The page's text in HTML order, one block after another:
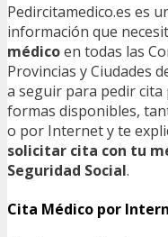
Pedircitamedico.es es
información que
médicoen todas las
Provincias y Ciudades
a seguir para pedir cita
formas disponibles,
o por Internet y te
solicitar cita con tu
Seguridad Social.
Cita Médico por